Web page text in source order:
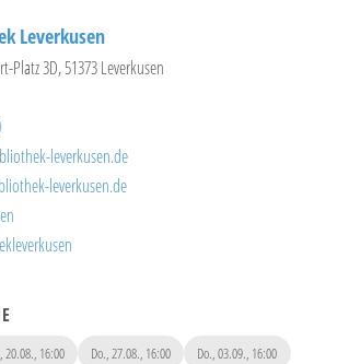
Leverkusen
Platz 3D, 51373 Leverkusen
leverkusen.de
leverkusen.de
20.08., 16:00 Do., 27.08., 16:00
Do., 03.09., 16:00